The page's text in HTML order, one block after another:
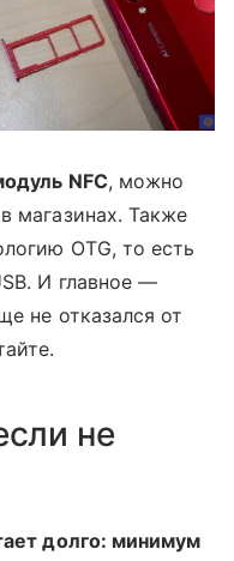
NFC, можно
магазинах. Также
OTG, то есть
И главное —
не отказался от
не
долго: минимум